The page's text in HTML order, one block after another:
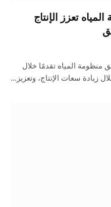
تعزز الإنتاج
منظومة المياه تقدمًا خلال